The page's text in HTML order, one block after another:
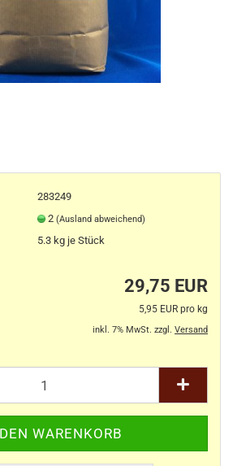
283249
2 (Ausland abweichend)
5.3kg je Stück
29,75 EUR
5,95 EUR pro kg
inkl. 7% MwSt. zzgl. Versand